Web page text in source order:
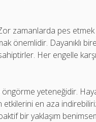
zamanlarda pes
önemlidir. Dayanıklı
Her engelle
yeteneğidir.
etkilerini en aza
bir yaklaşım